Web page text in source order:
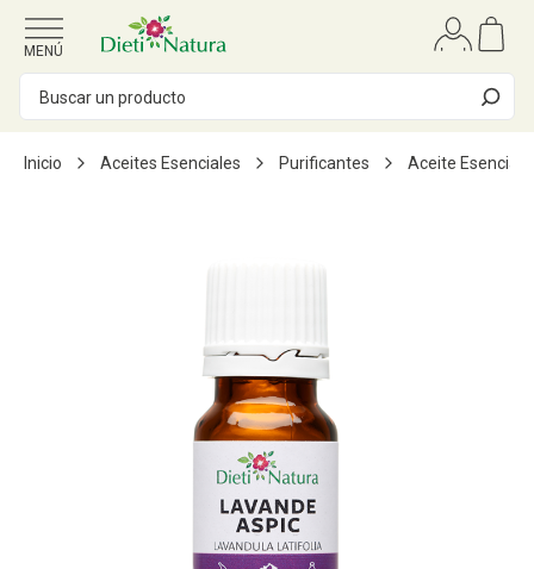
Ir al contenido
MENÚ
Inicio Aceites Esenciales Purificantes Aceite Esencial